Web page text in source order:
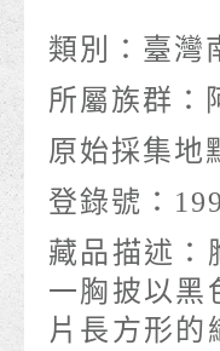
類別： 臺灣
所屬族群：
原始採集地
登錄號：
藏品描述：
一胸披以黑
片長方形的